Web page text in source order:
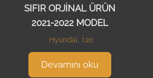
SIFIR ORJİNAL ÜRÜN
2021-2022 MODEL
Hyundai, İ.20
Devamını oku